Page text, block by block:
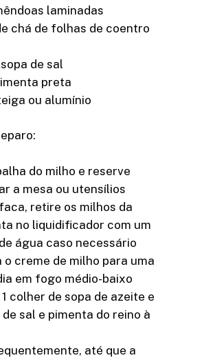
laminadas
chá de folhas de coentro
de sal
preta
ou alumínio
do milho e reserve
a mesa ou utensílios
retire os milhos da
no liquidificador com um
água caso necessário
o creme de milho para uma
em fogo médio-baixo
colher de sopa de azeite e
sal e pimenta do reino à
até que a